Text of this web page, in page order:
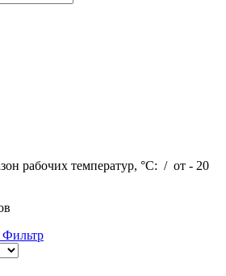
рабочих температур, °С: / от - 20
Фильтр